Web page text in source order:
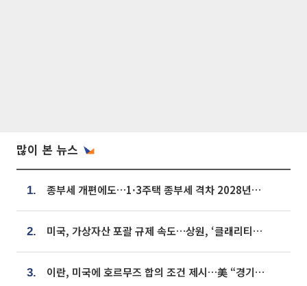
많이 본 뉴스
1. 종부세 개편에도…1·3주택 종부세 격차 2028년부터 확대
2. 미국, 가상자산 포괄 규제 속도…상원, ‘클래리티법’ 9월 절차투표 추진
3. 이란, 미국에 호르무즈 합의 조건 제시…美 “경기 아직 안 끝나” [종합]